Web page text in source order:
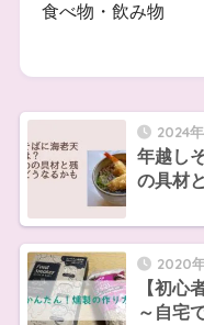
食べ物・飲み物
2024
年越し
の具材
2020
【初心
～自宅